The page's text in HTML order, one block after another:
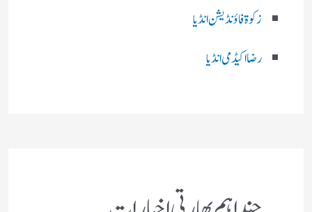
زکوۃ فاؤنڈیشن انڈیا
رضا اکیڈمی انڈیا